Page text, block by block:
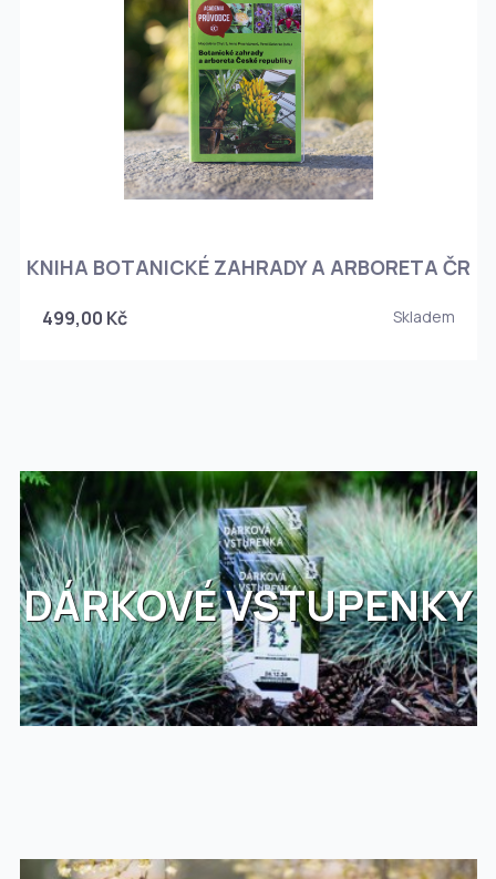
KNIHA BOTANICKÉ ZAHRADY A ARBORETA ČR
499,00 Kč Skladem
DÁRKOVÉ VSTUPENKY